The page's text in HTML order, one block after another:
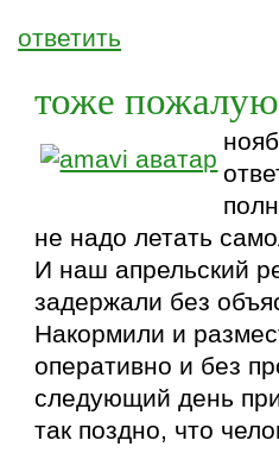
ответить
тоже
не надо летать
И наш апрельский
задержали без
Накормили и
оперативно и без
следующий день
так поздно, что